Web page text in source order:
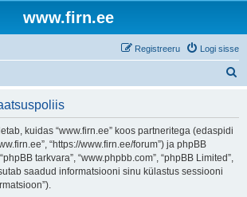
www.firn.ee
Logi sisse
Registreeru
kuidas “www.firn.ee” koos partneritega (edaspidi
“https://www.firn.ee/forum”) ja phpBB
tarkvara”, “www.phpbb.com”, “phpBB Limited”,
saadud informatsiooni sinu külastus sessiooni